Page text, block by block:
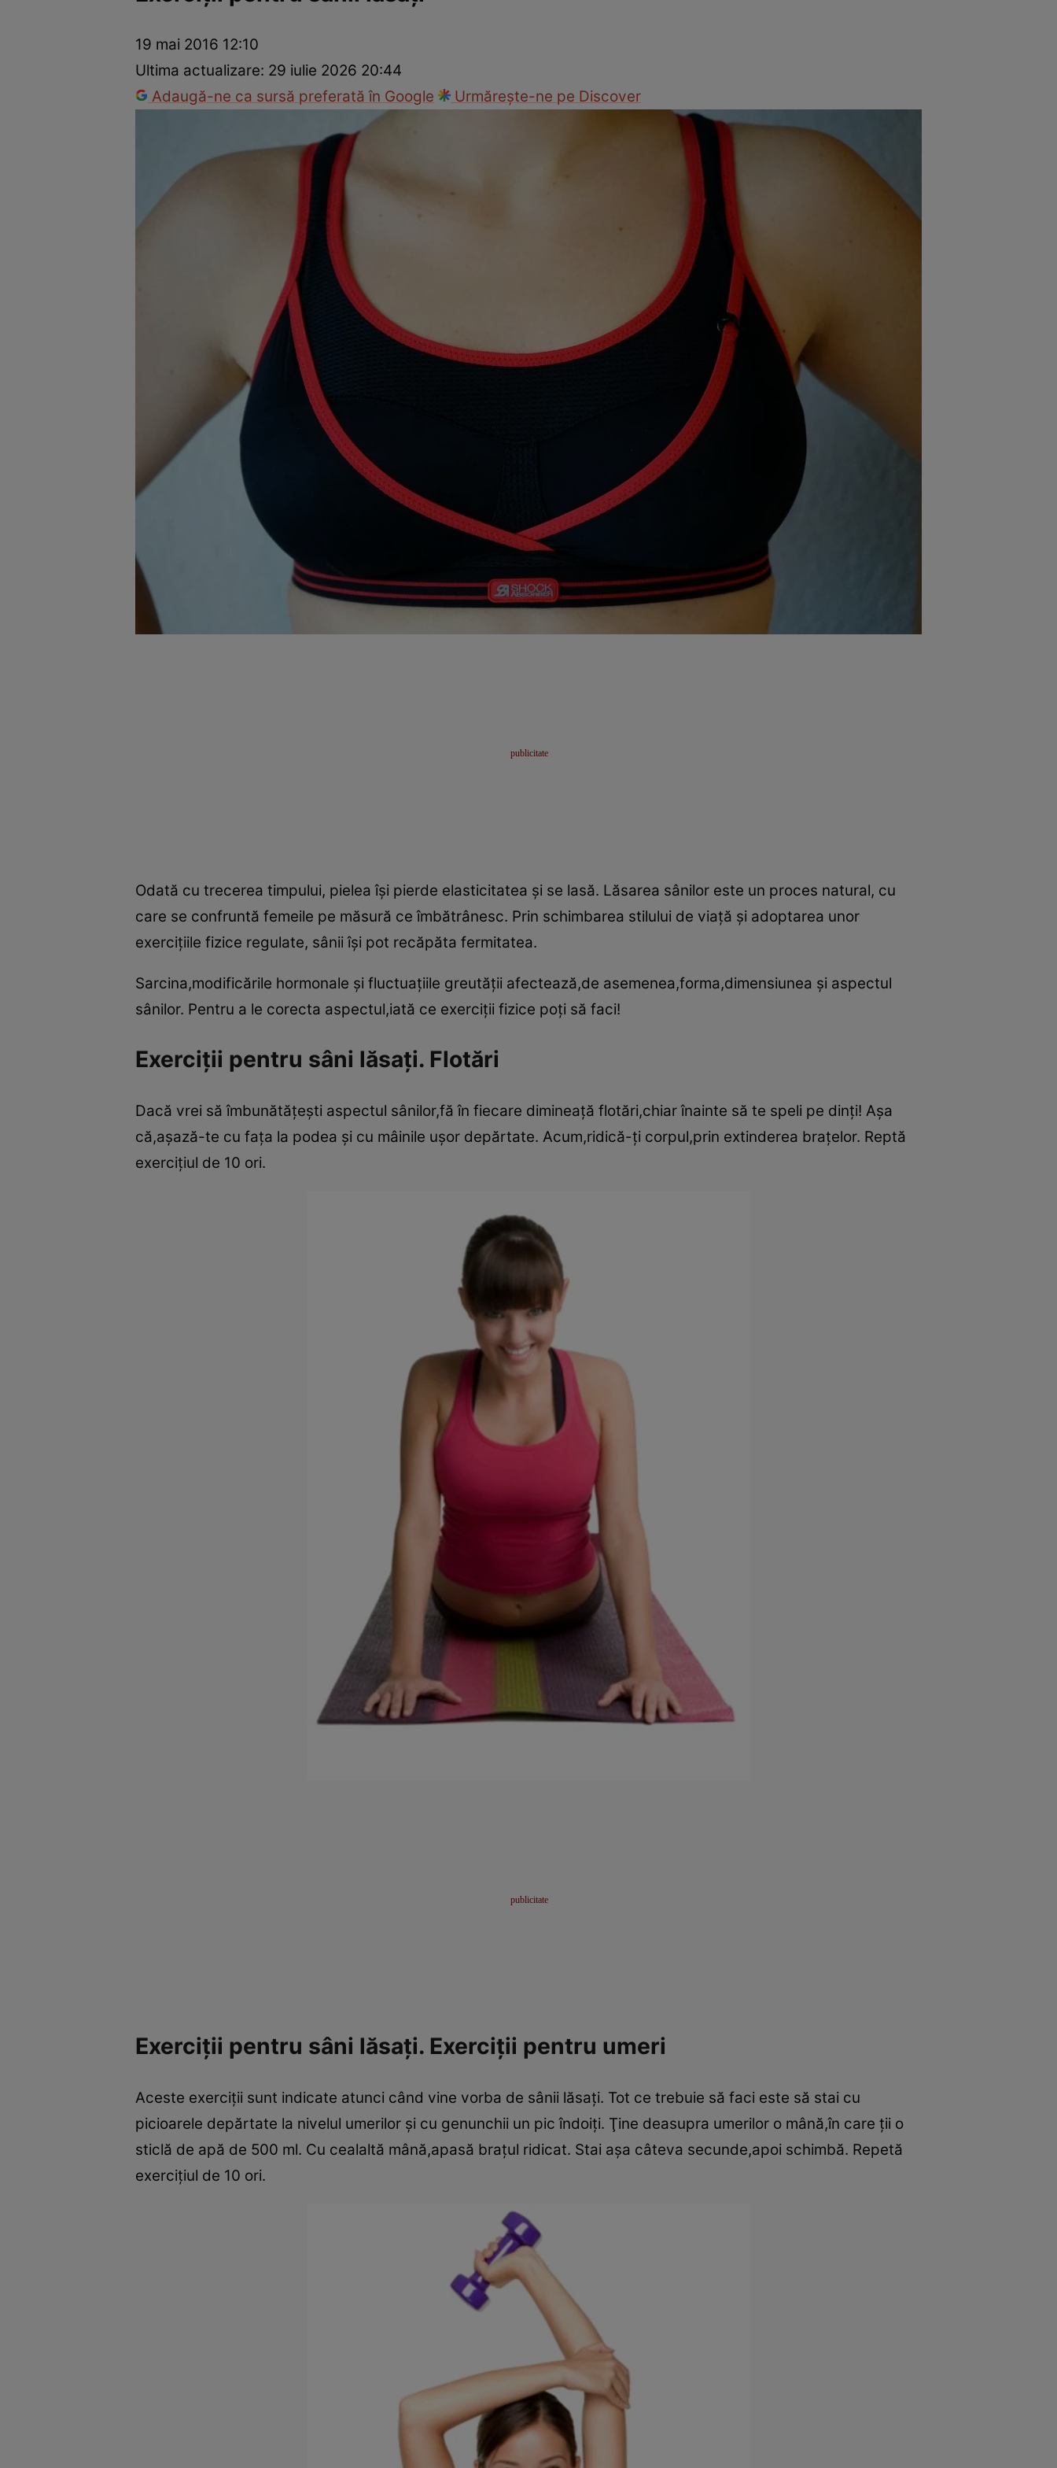
Dezvoltare personalăÎngrijire personalăCasă și grădină
19 mai 2016 12:10
Ultima actualizare: 29 iulie 2026 20:44
Adaugă-ne ca sursă preferată în Google
Urmărește-ne pe Discover
Odată cu trecerea timpului, pielea îşi pierde elasticitatea şi se lasă. Lăsarea sânilor este un proces natural, cu
care se confruntă femeile pe măsură ce îmbătrânesc. Prin schimbarea stilului de viaţă şi adoptarea unor
exerciţiile fizice regulate, sânii îşi pot recăpăta fermitatea.
Sarcina,modificările hormonale şi fluctuaţiile greutăţii afectează,de asemenea,forma,dimensiunea şi aspectul
sânilor. Pentru a le corecta aspectul,iată ce exerciţii fizice poţi să faci!
Exerciţii pentru sâni lăsaţi. Flotări
Dacă vrei să îmbunătăţeşti aspectul sânilor,fă în fiecare dimineaţă flotări,chiar înainte să te speli pe dinţi! Aşa
că,aşază-te cu faţa la podea şi cu mâinile uşor depărtate. Acum,ridică-ţi corpul,prin extinderea braţelor. Reptă
exerciţiul de 10 ori.
Exerciţii pentru sâni lăsaţi. Exerciţii pentru umeri
Aceste exerciţii sunt indicate atunci când vine vorba de sânii lăsaţi. Tot ce trebuie să faci este să stai cu
picioarele depărtate la nivelul umerilor şi cu genunchii un pic îndoiţi. Ţine deasupra umerilor o mână,în care ţii o
sticlă de apă de 500 ml. Cu cealaltă mână,apasă braţul ridicat. Stai aşa câteva secunde,apoi schimbă. Repetă
exerciţiul de 10 ori.